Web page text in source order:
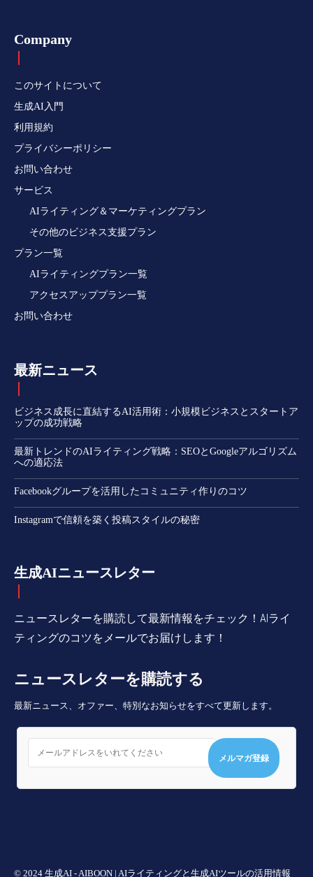
Company
このサイトについて
生成AI入門
利用規約
プライバシーポリシー
お問い合わせ
サービス
AIライティング＆マーケティングプラン
その他のビジネス支援プラン
プラン一覧
AIライティングプラン一覧
アクセスアッププラン一覧
お問い合わせ
最新ニュース
ビジネス成長に直結するAI活用術：小規模ビジネスとスタートア
ップの成功戦略
最新トレンドのAIライティング戦略：SEOとGoogleアルゴリズム
への適応法
Facebookグループを活用したコミュニティ作りのコツ
Instagramで信頼を築く投稿スタイルの秘密
生成AIニュースレター
ニュースレターを購読して最新情報をチェック！AIライ
ティングのコツをメールでお届けします！
ニュースレターを購読する
最新ニュース、オファー、特別なお知らせをすべて更新します。
メルマガ登録
© 2024 生成AI - AIBOON | AIライティングと生成AIツールの活用情報